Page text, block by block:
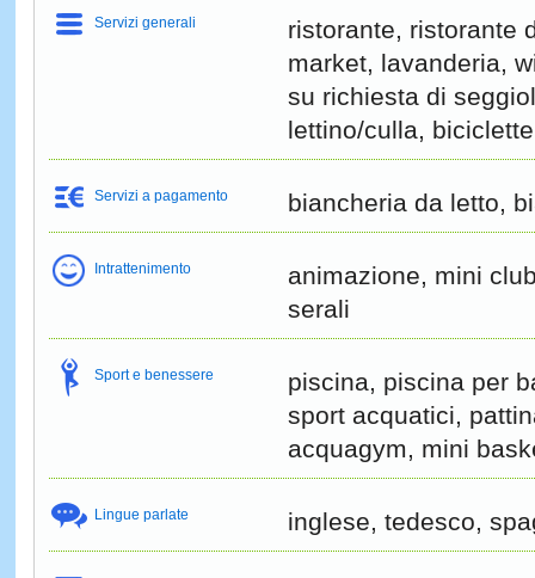
Servizi generali
ristorante, ristorante
market, lavanderia,
su richiesta di
lettino/culla,
Servizi a pagamento biancheria da letto,
Intrattenimento
animazione, mini
serali
Sport e benessere
piscina, piscina per
sport acquatici,
acquagym, mini
Lingue parlate inglese, tedesco,